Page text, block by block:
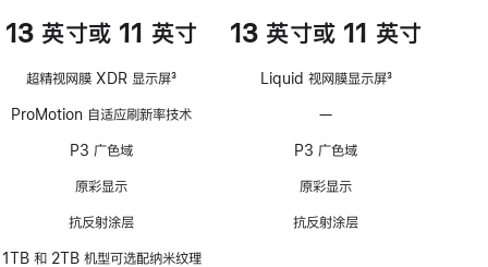
13 英寸或 11 英寸
超精视网膜 XDR 显示屏
注
3
ProMotion 自适应刷新率技术
P3 广色域
原彩显示
抗反射涂层
1TB 和 2TB 机型可选配纳米纹理
13 英寸或 11 英寸
Liquid 视网膜显示屏3
—
持
ProMotion
适
P3 广色域
原彩显示
抗反射涂层